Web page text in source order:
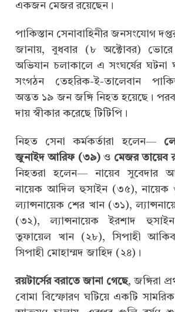
একজন মেজর রয়েছেন।
পাকিস্তান সেনাবাহিনীর জনসংযোগ
জানায়, বুধবার (৮ অক্টোবর) ভোরে
অভিযান চলাকালে এ সংঘর্ষের ঘটনা
সংগঠন তেহরিক-ই-তালেবান
অন্তত ১৯ জন জঙ্গি নিহত হয়েছে।
দায় স্বীকার করেছে টিটিপি।
নিহত সেনা কর্মকর্তারা হলেন—
জুনাইদ আরিফ (৩৯)ও মেজর তায়েব
নিহতরা হলেন— নায়েব
নায়েক আদিল হুসাইন (৩৫),
ল্যান্সনায়েক শের খান (৩১),
(৩২), ল্যান্সনায়েক ইরশাদ
তুফায়েল খান (২৮), সিপাহী
সিপাহী মোহাম্মদ জাহিদ (২৪)।
রয়টার্সের বরাতে জানা গেছে, জঙ্গিরা
বোমা বিস্ফোরণ ঘটিয়ে একটি